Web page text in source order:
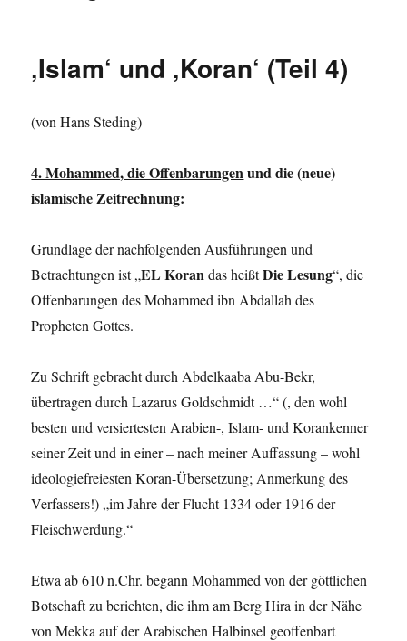
‚Islam‘ und ‚Koran‘ (Teil 4)
(von Hans Steding)
4. Mohammed, die Offenbarungenund die (neue)
islamische Zeitrechnung:
Grundlage der nachfolgenden Ausführungen und
Betrachtungen ist „EL Korandas heißtDie Lesung“, die
Offenbarungen des Mohammed ibn Abdallah des
Propheten Gottes.
Zu Schrift gebracht durch Abdelkaaba Abu-Bekr,
übertragen durch Lazarus Goldschmidt …“ (, den wohl
besten und versiertesten Arabien-, Islam- und Korankenner
seiner Zeit und in einer – nach meiner Auffassung – wohl
ideologiefreiesten Koran-Übersetzung; Anmerkung des
Verfassers!) „im Jahre der Flucht 1334 oder 1916 der
Fleischwerdung.“
Etwa ab 610 n.Chr. begann Mohammed von der göttlichen
Botschaft zu berichten, die ihm am Berg Hira in der Nähe
von Mekka auf der Arabischen Halbinsel geoffenbart